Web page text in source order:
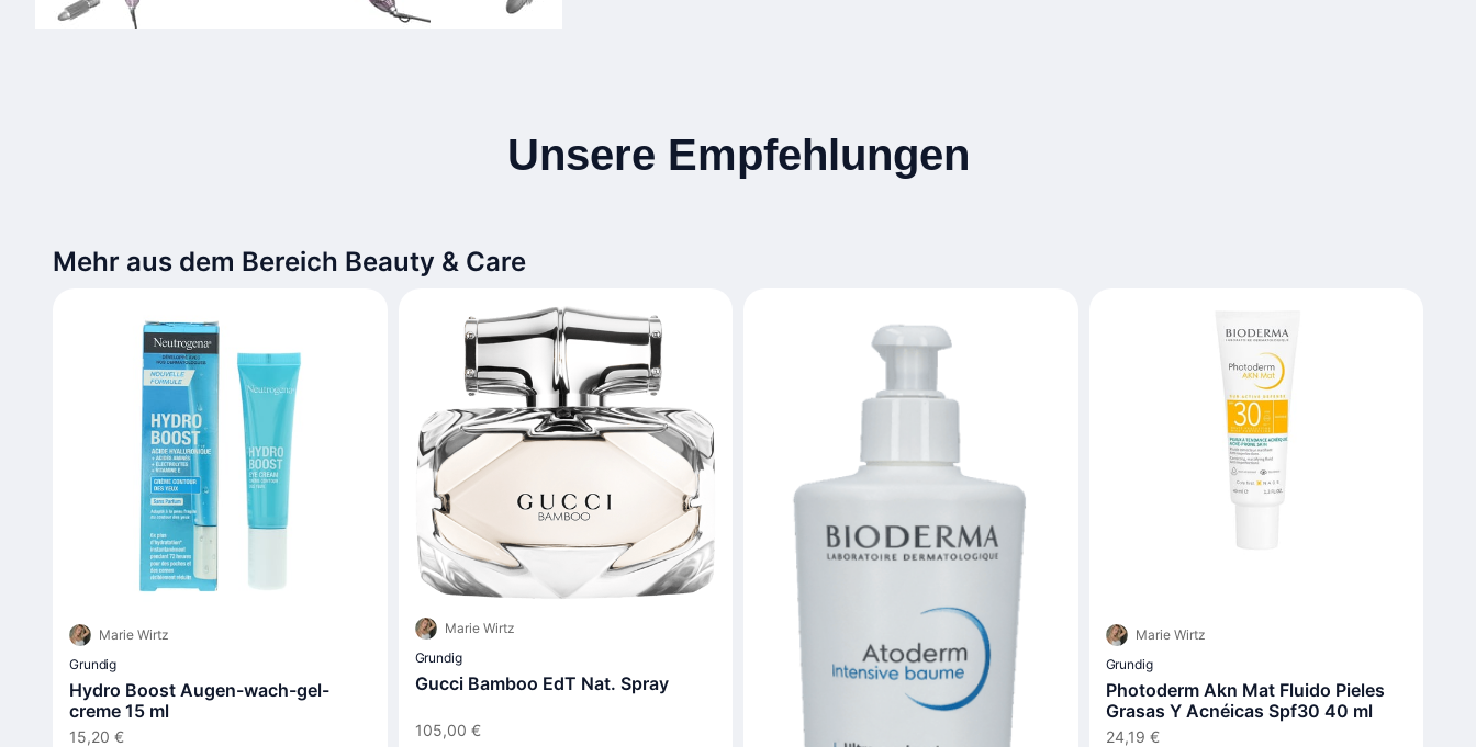
Unsere Empfehlungen
Mehr aus dem Bereich Beauty & Care
Marie Wirtz
Grundig
Hydro Boost Augen-wach-gel-
creme 15 ml
15,20 €
Marie Wirtz
Grundig
Gucci Bamboo EdT Nat. Spray
105,00 €
Marie Wirtz
Grundig
Photoderm Akn Mat Fluido Pieles
Grasas Y Acnéicas Spf30 40 ml
24,19 €